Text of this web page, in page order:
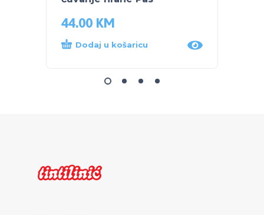
44.00 KM
Dodaj u košaricu